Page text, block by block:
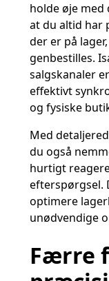
holde øje med
at du altid har
der er på
genbestilles.
salgskanaler
effektivt
og fysiske
Med
du også
hurtigt
efterspørgsel.
optimere
unødvendige
Færre